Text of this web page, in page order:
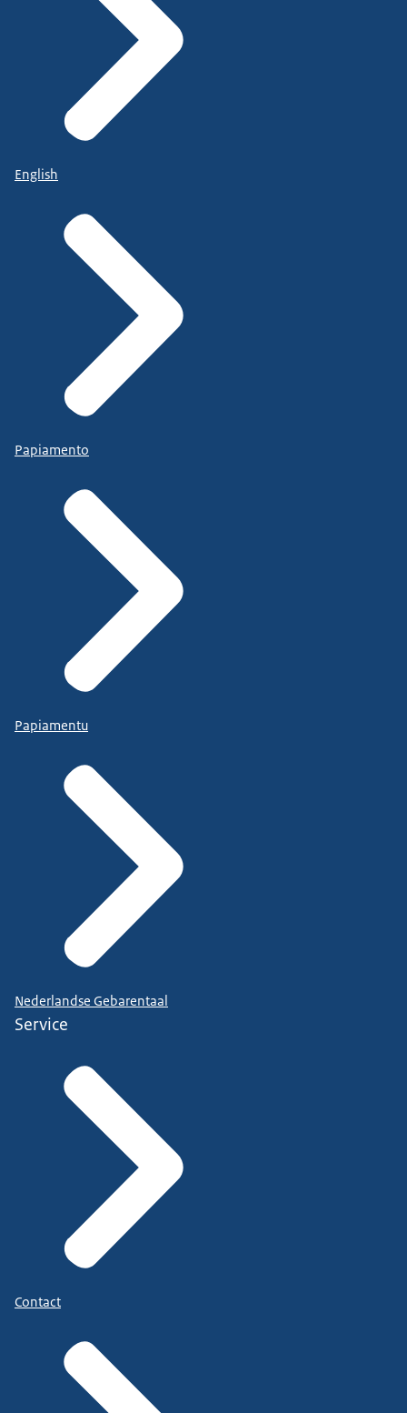
English
Papiamento
Papiamentu
Nederlandse Gebarentaal
Service
Contact